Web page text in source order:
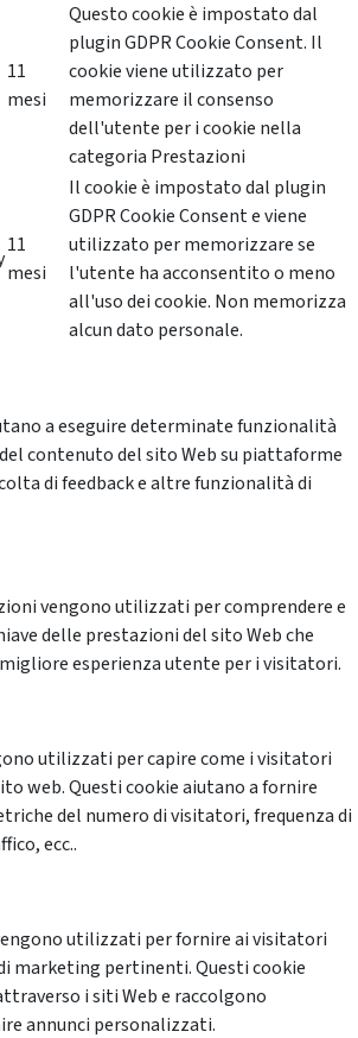
11
mesi
Questo cookie è impostato dal
plugin GDPR Cookie Consent. Il
cookie viene utilizzato per
memorizzare il consenso
dell'utente per i cookie nella
categoria Prestazioni
11
mesi
Il cookie è impostato dal plugin
GDPR Cookie Consent e viene
utilizzato per memorizzare se
l'utente ha acconsentito o meno
all'uso dei cookie. Non memorizza
alcun dato personale.
a eseguire determinate funzionalità
contenuto del sito Web su piattaforme
di feedback e altre funzionalità di
vengono utilizzati per comprendere e
delle prestazioni del sito Web che
esperienza utente per i visitatori.
utilizzati per capire come i visitatori
web. Questi cookie aiutano a fornire
del numero di visitatori, frequenza di
ecc..
utilizzati per fornire ai visitatori
marketing pertinenti. Questi cookie
i siti Web e raccolgono
annunci personalizzati.